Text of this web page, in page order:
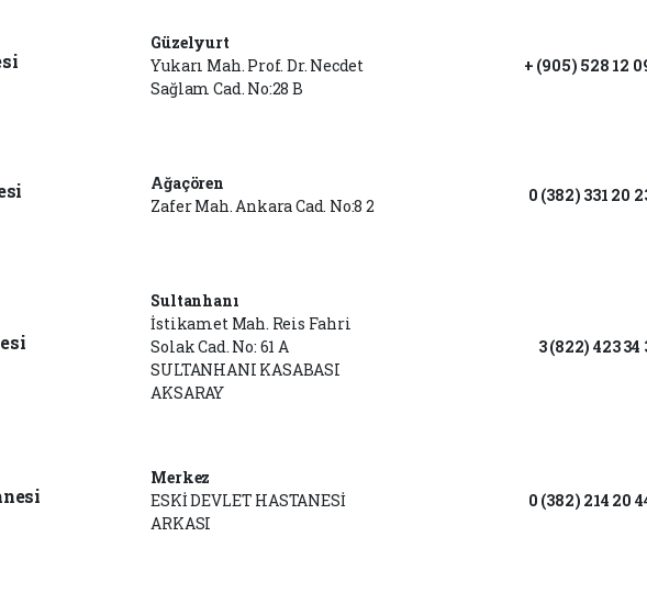
Güzelyurt
Yukarı Mah. Prof. Dr. Necdet
Sağlam Cad. No:28 B
+ (905) 528 12
Ağaçören
Zafer Mah. Ankara Cad. No:8 2
0 (382) 331 20
Sultanhanı
İstikamet Mah. Reis Fahri
Solak Cad. No: 61 A
SULTANHANI KASABASI
AKSARAY
3 (822) 423 34
Merkez
ESKİ DEVLET HASTANESİ
ARKASI
0 (382) 214 20